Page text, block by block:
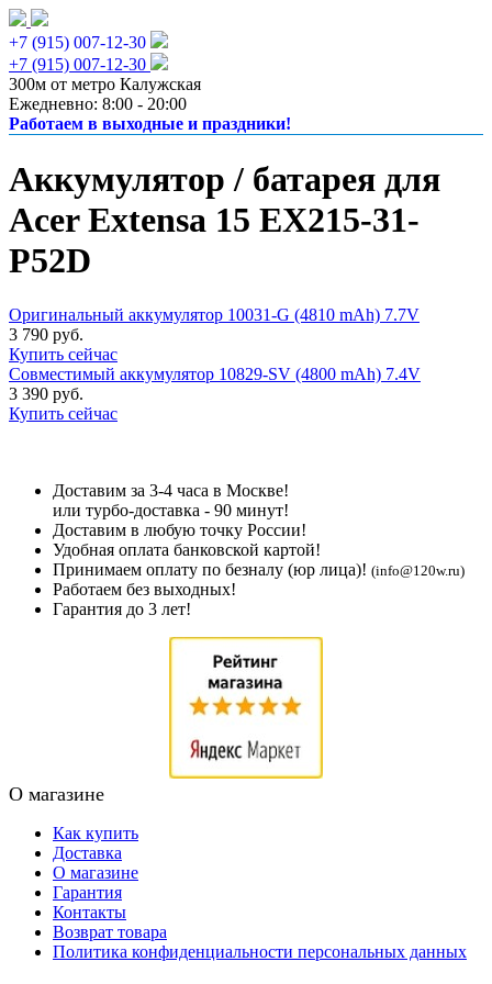
+7 (915) 007-12-30
+7 (915) 007-12-30
300м от метро Калужская
Ежедневно: 8:00 - 20:00
Работаем в выходные и праздники!
Аккумулятор / батарея для
Acer Extensa 15 EX215-31-
P52D
Оригинальный аккумулятор 10031-G (4810 mAh) 7.7V
3 790 руб.
Купить сейчас
Совместимый аккумулятор 10829-SV (4800 mAh) 7.4V
3 390 руб.
Купить сейчас
Доставим за 3-4 часа в Москве!
или турбо-доставка - 90 минут!
Доставим в любую точку России!
Удобная оплата банковской картой!
Принимаем оплату по безналу (юр лица)! (info@120w.ru)
Работаем без выходных!
Гарантия до 3 лет!
О магазине
Как купить
Доставка
О магазине
Гарантия
Контакты
Возврат товара
Политика конфиденциальности персональных данных